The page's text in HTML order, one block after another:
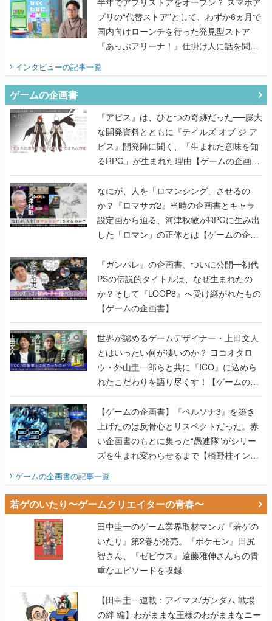
プリの“代替ストア”として、わずか6ヵ月で
国内向けローンチを行った発見型ストア
『あっぷアリーナ！』仕掛け人に話を聞い
インタビューの記事一覧
ゲームの企画書
『アビス』は、ひとつの奇跡だった──膨大
な開発資料とともに『テイルズ オブ ジ ア
ビス』開発陣に聞く、「生まれた意味を知
るRPG」が生まれた理由【ゲームの企画
書】
なにが、人を「ロマンシング」させるの
か？『ロマサガ2』当時の企画書とキャラ
設定画から迫る、河津秋敏がRPGに生み出
した「ロマン」の正体とは【ゲームの企画
書】
『ガンパレ』の企画書、ついに公開━初代
PSの伝説的タイトルは、なぜ生まれたの
か？そして『LOOP8』へ受け継がれたもの
【ゲームの企画書】
世界が認めるゲームデザイナー・上田文人
とはいったい何が凄いのか？ ヨコオタロ
ウ・外山圭一郎らと共に『ICO』に込めら
れたこだわりを語り尽くす！【ゲームの企
画書】
【ゲームの企画書】『ペルソナ3』を築き
上げたのは反骨心とリスペクトだった。赤
い企画書のもとに集った“愚連隊”がシリー
ズを生まれ変わらせるまで【橋野桂インタ
ゲームの企画書の記事一覧
若ゲのいたり〜ゲームクリエイターの青春〜
田中圭一のゲーム業界取材マンガ『若ゲの
いたり』第2巻が発売。『ポケモン』田尻
智さん、『ゼビウス』遠藤雅伸さんらの貴
重なエピソードを収録
【田中圭一連載：アイマス/ガンダム 戦場
の絆 編】わがままな王様のわがままなニー